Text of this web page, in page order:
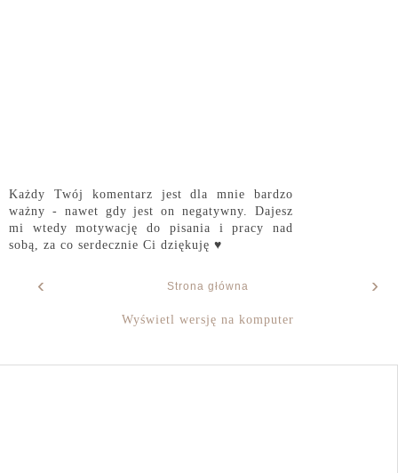
Każdy Twój komentarz jest dla mnie bardzo
ważny - nawet gdy jest on negatywny. Dajesz
mi wtedy motywację do pisania i pracy nad
sobą, za co serdecznie Ci dziękuję ♥
‹ ›
Strona główna
Wyświetl wersję na komputer